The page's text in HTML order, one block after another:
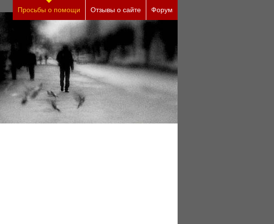
причины (бесплатно)
Просьбы о помощи Отзывы о сайте Форум